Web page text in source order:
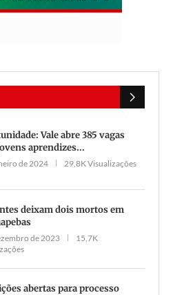
Vale abre 385 vagas
aprendizes...
de 2024 29,8K Visualizações
deixam dois mortos em
de 2023
15,7K
abertas para processo